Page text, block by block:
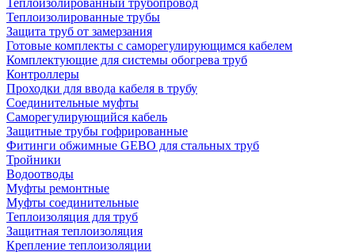
Теплоизолированные трубы
Защита труб от замерзания
Готовые комплекты с саморегулирующимся кабелем
Комплектующие для системы обогрева труб
Контроллеры
Проходки для ввода кабеля в трубу
Соединительные муфты
Саморегулирующийся кабель
Защитные трубы гофрированные
Фитинги обжимные GEBO для стальных труб
Тройники
Водоотводы
Муфты ремонтные
Муфты соединительные
Теплоизоляция для труб
Защитная теплоизоляция
Крепление теплоизоляции